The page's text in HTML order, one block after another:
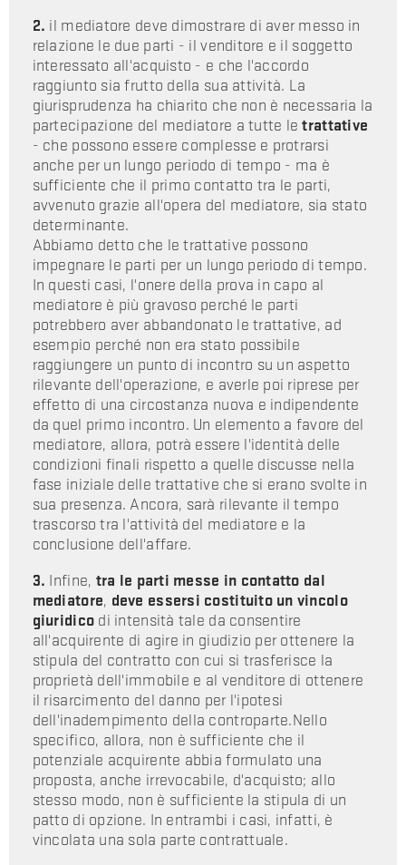
2. il mediatore deve dimostrare di aver messo in
relazione le due parti - il venditore e il soggetto
interessato all'acquisto - e che l'accordo
raggiunto sia frutto della sua attività. La
giurisprudenza ha chiarito che non è necessaria la
partecipazione del mediatore a tutte letrattative
- che possono essere complesse e protrarsi
anche per un lungo periodo di tempo - ma è
sufficiente che il primo contatto tra le parti,
avvenuto grazie all'opera del mediatore, sia stato
determinante.
Abbiamo detto che le trattative possono
impegnare le parti per un lungo periodo di tempo.
In questi casi, l'onere della prova in capo al
mediatore è più gravoso perché le parti
potrebbero aver abbandonato le trattative, ad
esempio perché non era stato possibile
raggiungere un punto di incontro su un aspetto
rilevante dell'operazione, e averle poi riprese per
effetto di una circostanza nuova e indipendente
da quel primo incontro. Un elemento a favore del
mediatore, allora, potrà essere l'identità delle
condizioni finali rispetto a quelle discusse nella
fase iniziale delle trattative che si erano svolte in
sua presenza. Ancora, sarà rilevante il tempo
trascorso tra l'attività del mediatore e la
conclusione dell'affare.
3. Infine, tra le parti messe in contatto dal
mediatore, deve essersi costituito un vincolo
giuridico di intensità tale da consentire
all'acquirente di agire in giudizio per ottenere la
stipula del contratto con cui si trasferisce la
proprietà dell'immobile e al venditore di ottenere
il risarcimento del danno per l'ipotesi
dell'inadempimento della controparte.Nello
specifico, allora, non è sufficiente che il
potenziale acquirente abbia formulato una
proposta, anche irrevocabile, d'acquisto; allo
stesso modo, non è sufficiente la stipula di un
patto di opzione. In entrambi i casi, infatti, è
vincolata una sola parte contrattuale.